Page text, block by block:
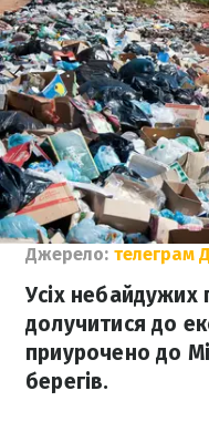
Джерело: телеграм
Усіх
долучитися до
приурочено до
берегів.